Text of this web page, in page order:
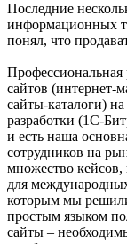
Последние
информационных
понял, что
Профессиональная
сайтов (интернет-
сайты-каталоги)
разработки (1С-
и есть наша
сотрудников на
множество
для
которым мы
простым языком
сайты –